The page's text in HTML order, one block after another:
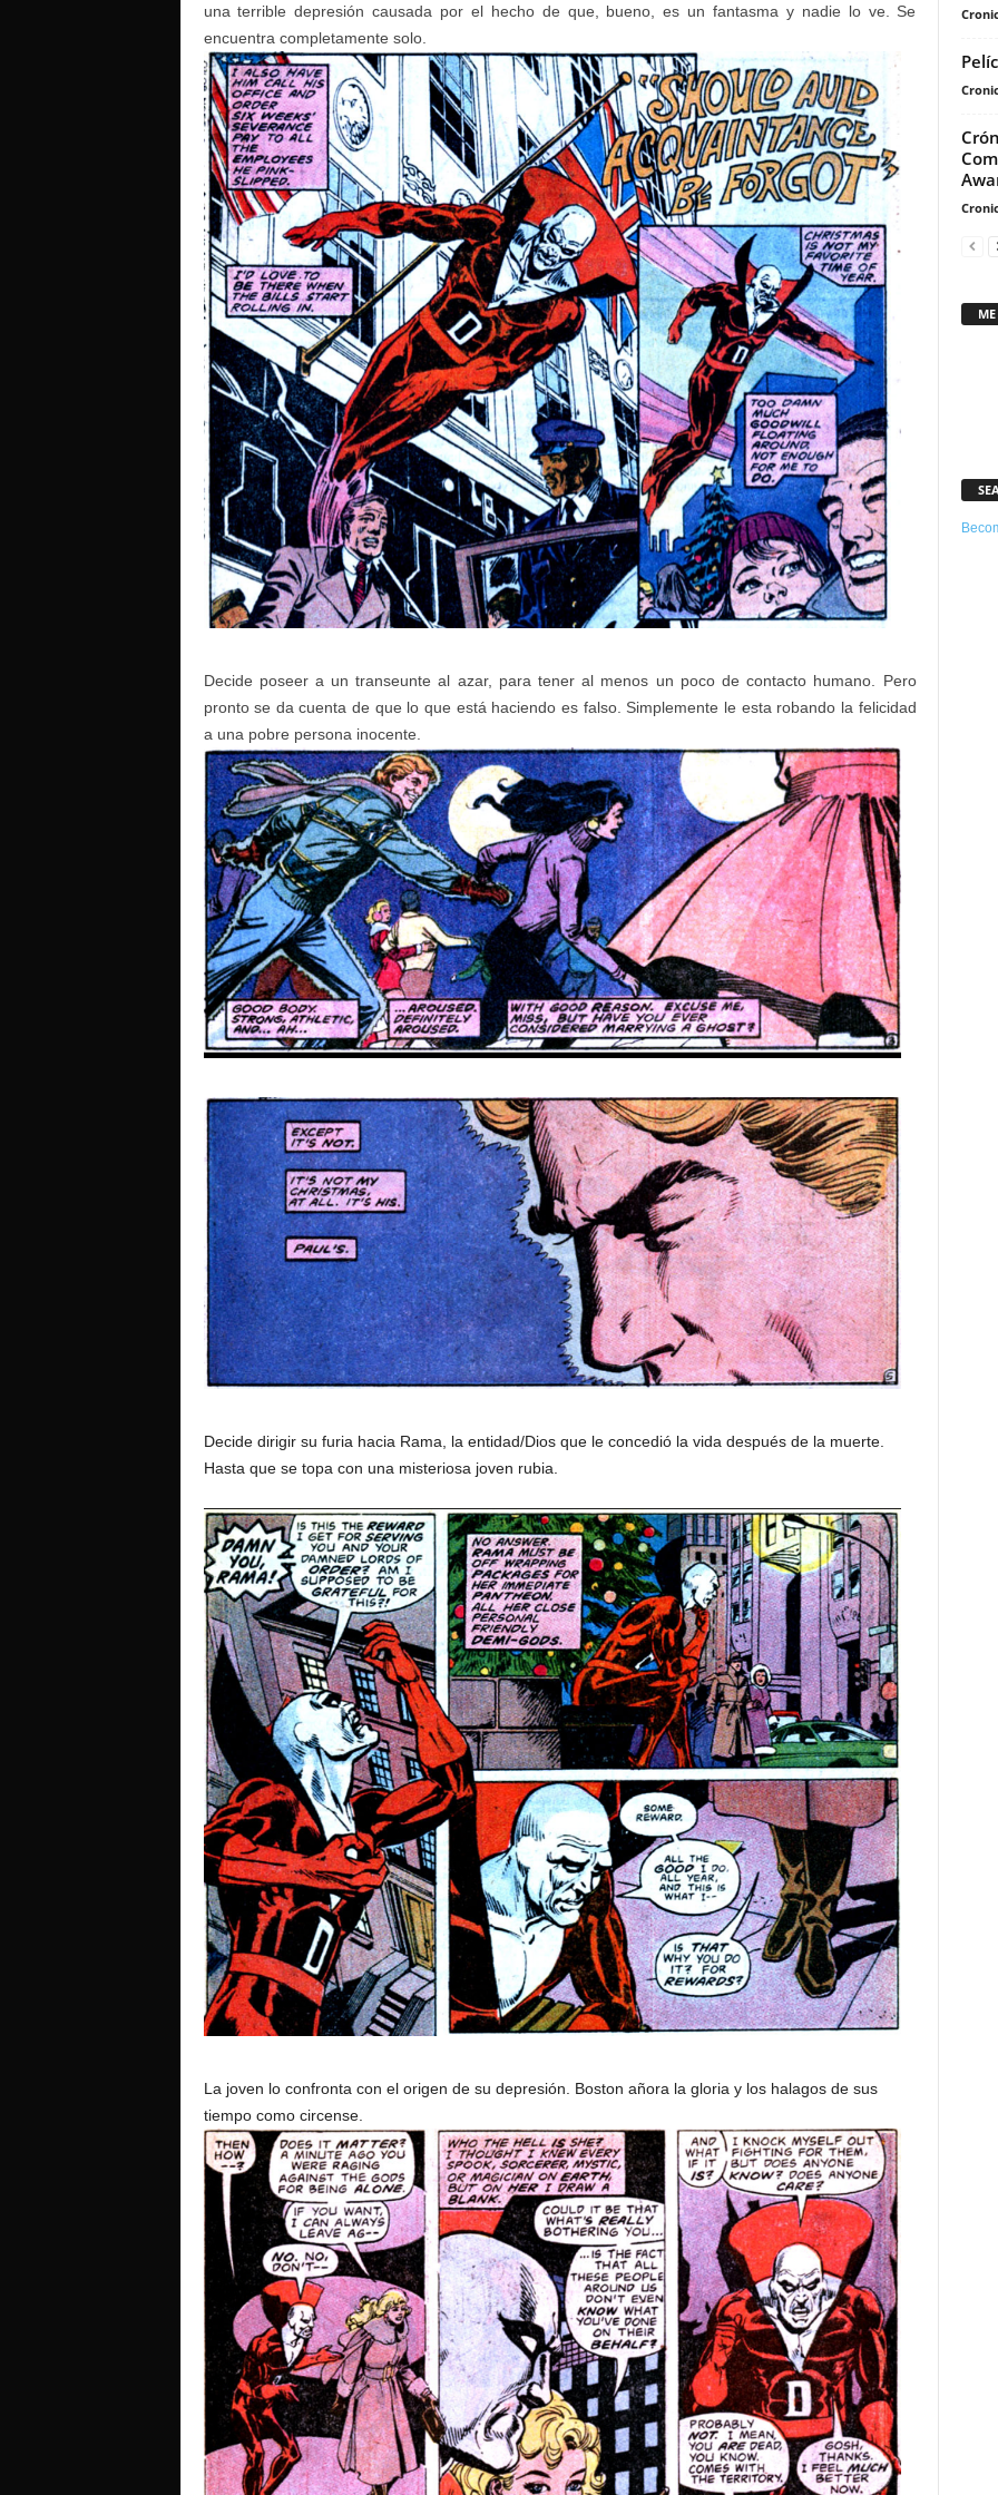
una terrible depresión causada por el hecho de que, bueno, es un fantasma y nadie lo ve. Se
encuentra completamente solo.
Decide poseer a un transeunte al azar, para tener al menos un poco de contacto humano. Pero
pronto se da cuenta de que lo que está haciendo es falso. Simplemente le esta robando la felicidad
a una pobre persona inocente.
Decide dirigir su furia hacia Rama, la entidad/Dios que le concedió la vida después de la muerte.
Hasta que se topa con una misteriosa joven rubia.
La joven lo confronta con el origen de su depresión. Boston añora la gloria y los halagos de sus
tiempo como circense.